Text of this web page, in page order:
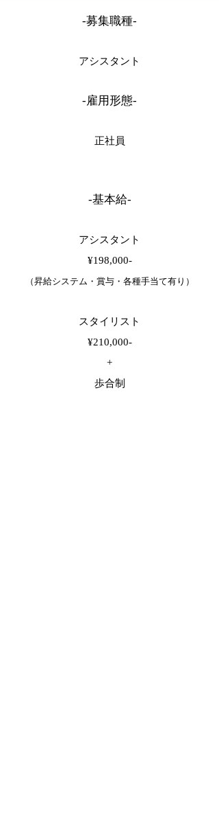
-募集職種-
アシスタント
-雇用形態-
正社員
-基本給-
アシスタント
¥198,000-
（昇給システム・賞与・各種手当て有り）
スタイリスト
¥210,000-
+
歩合制